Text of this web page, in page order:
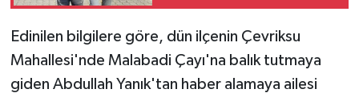
Edinilen bilgilere göre, dün ilçenin Çevriksu
Mahallesi'nde Malabadi Çayı'na balık tutmaya
giden Abdullah Yanık'tan haber alamaya ailesi